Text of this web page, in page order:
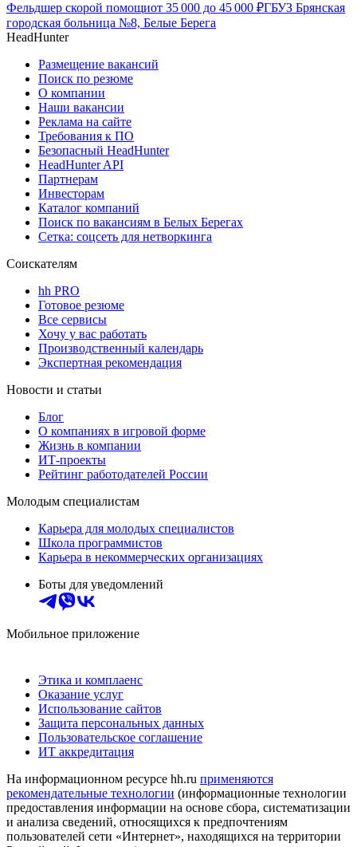
Фельдшер скорой помощиот 35 000 до 45 000 ₽ГБУЗ Брянская
городская больница №8, Белые Берега
HeadHunter
Размещение вакансий
Поиск по резюме
О компании
Наши вакансии
Реклама на сайте
Требования к ПО
Безопасный HeadHunter
HeadHunter API
Партнерам
Инвесторам
Каталог компаний
Поиск по вакансиям в Белых Берегах
Сетка: соцсеть для нетворкинга
Соискателям
hh PRO
Готовое резюме
Все сервисы
Хочу у вас работать
Производственный календарь
Экспертная рекомендация
Новости и статьи
Блог
О компаниях в игровой форме
Жизнь в компании
ИТ-проекты
Рейтинг работодателей России
Молодым специалистам
Карьера для молодых специалистов
Школа программистов
Карьера в некоммерческих организациях
Боты для уведомлений
Мобильное приложение
Этика и комплаенс
Оказание услуг
Использование сайтов
Защита персональных данных
Пользовательское соглашение
ИТ аккредитация
На информационном ресурсе hh.ru применяются
рекомендательные технологии (информационные технологии
предоставления информации на основе сбора, систематизации
и анализа сведений, относящихся к предпочтениям
пользователей сети «Интернет», находящихся на территории